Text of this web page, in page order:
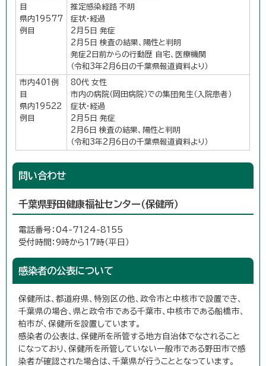
目
県内19577
例目
推定感染経路 不明
症状・経過
2月5日 発症
2月5日 検査の結果、陽性と判明
発症2日前からの行動歴 自宅、医療機関
（令和3年2月6日の千葉県報道資料より）
市内401例
目
県内19522
例目
80代 女性
市内の病院（岡田病院）での集団発生（入院患者）
症状・経過
2月5日 発症
2月6日 検査の結果、陽性と判明
（令和3年2月6日の千葉県報道資料より）
問い合わせ
千葉県野田健康福祉センター（保健所）
電話番号：04-7124-8155
受付時間：9時から17時（平日）
感染者の公表について
保健所は、都道府県、特別区の他、政令市と中核市で設置でき、
千葉県の場合、県と政令市である千葉市、中核市である船橋市、
柏市が、保健所を設置しています。
感染者の公表は、保健所を所管する地方自治体でなされること
になっており、保健所を所管していない一般市である野田市で感
染者が確認された場合は、千葉県が行うこととなっています。